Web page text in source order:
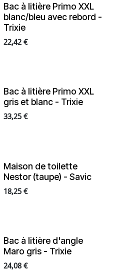
Bac à litière Primo XXL
blanc/bleu avec rebord -
Trixie
22,42€
Bac à litière Primo XXL
gris et blanc - Trixie
33,25€
Maison de toilette
Nestor (taupe) - Savic
18,25€
Bac à litière d'angle
Maro gris - Trixie
24,08€